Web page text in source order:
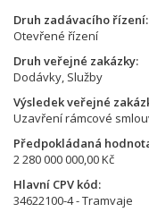
Druh zadávacího řízení
Otevřené řízení
Druh veřejné zakázky
Dodávky, Služby
Výsledek veřejné
Uzavření rámcové
Předpokládaná
2 280 000 000,00 Kč
Hlavní CPV kód
34622100-4 - Tramvaje